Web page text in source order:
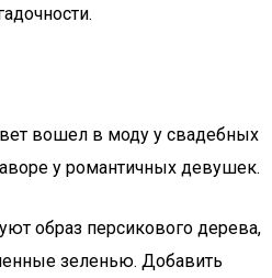
вошел в моду у свадебных
у романтичных девушек.
образ персикового дерева,
зеленью. Добавить